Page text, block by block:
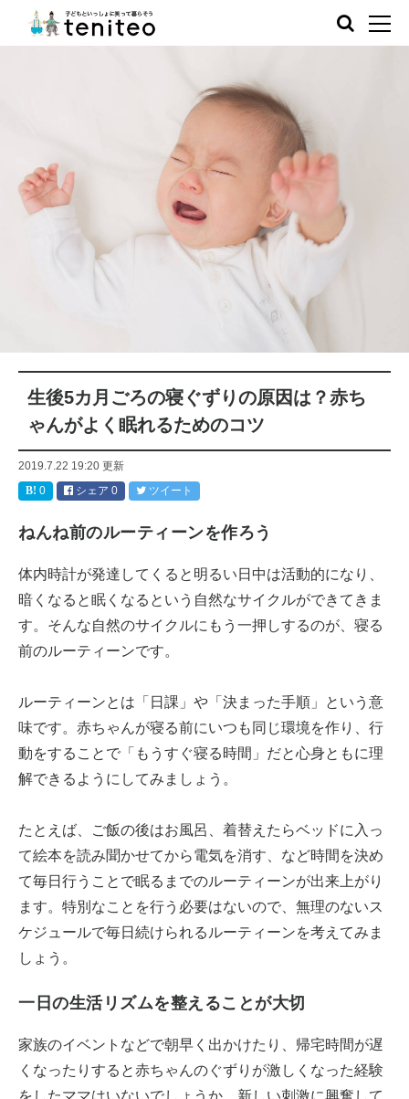
生後5カ月ごろの寝ぐずりの原因は？赤ち
ゃんがよく眠れるためのコツ
2019.7.22 19:20 更新
0
シェア 0 ツイート
ねんね前のルーティーンを作ろう
体内時計が発達してくると明るい日中は活動的になり、
暗くなると眠くなるという自然なサイクルができてきま
す。そんな自然のサイクルにもう一押しするのが、寝る
前のルーティーンです。
ルーティーンとは「日課」や「決まった手順」という意
味です。赤ちゃんが寝る前にいつも同じ環境を作り、行
動をすることで「もうすぐ寝る時間」だと心身ともに理
解できるようにしてみましょう。
たとえば、ご飯の後はお風呂、着替えたらベッドに入っ
て絵本を読み聞かせてから電気を消す、など時間を決め
て毎日行うことで眠るまでのルーティーンが出来上がり
ます。特別なことを行う必要はないので、無理のないス
ケジュールで毎日続けられるルーティーンを考えてみま
しょう。
一日の生活リズムを整えることが大切
家族のイベントなどで朝早く出かけたり、帰宅時間が遅
くなったりすると赤ちゃんのぐずりが激しくなった経験
をしたママはいないでしょうか。新しい刺激に興奮して